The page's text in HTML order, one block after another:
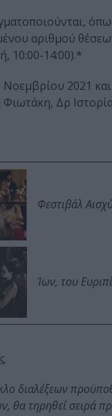
αριθμού
10:00-14:00).*
2021
Δρ
Φεστιβάλ
Ίων, του
διαλέξεων
θα τηρηθεί σειρά